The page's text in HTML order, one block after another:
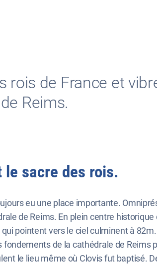
rois de France et
Reims.
le sacre des rois.
eu une place importante.
de Reims. En plein centre
pointent vers le ciel culminent à 82m.
de la cathédrale de Reims
le lieu même où Clovis fut baptisé.